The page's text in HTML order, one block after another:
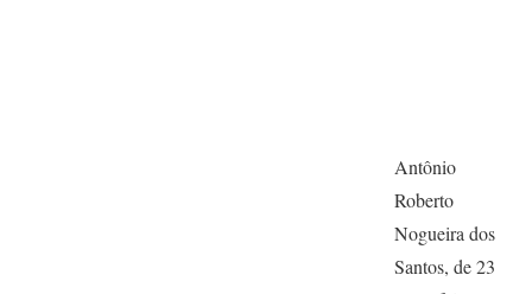
Antônio
Roberto
Nogueira dos
Santos, de 23